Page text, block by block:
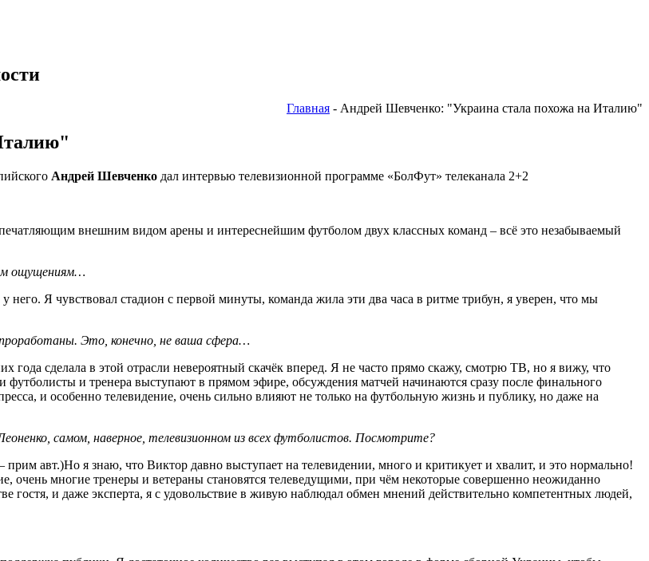
Главная - Андрей Шевченко: "Украина стала похожа на Италию"
Андрей Шевченко дал интервью телевизионной программе «БолФут» телеканала 2+2
внешним видом арены и интереснейшим футболом двух классных команд – всё это незабываемый
ощущениям…
Я чувствовал стадион с первой минуты, команда жила эти два часа в ритме трибун, я уверен, что мы
Это, конечно, не ваша сфера…
года сделала в этой отрасли невероятный скачёк вперед. Я не часто прямо скажу, смотрю ТВ, но я вижу, что
футболисты и тренера выступают в прямом эфире, обсуждения матчей начинаются сразу после финального
и особенно телевидение, очень сильно влияют не только на футбольную жизнь и публику, но даже на
самом, наверное, телевизионном из всех футболистов. Посмотрите?
авт.)Но я знаю, что Виктор давно выступает на телевидении, много и критикует и хвалит, и это нормально!
многие тренеры и ветераны становятся телеведущими, при чём некоторые совершенно неожиданно
гостя, и даже эксперта, я с удовольствие в живую наблюдал обмен мнений действительно компетентных людей,